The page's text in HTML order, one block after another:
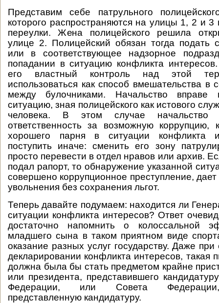
Представим себе патрульного
которого распространяются на улицы 1, 2 и
переулки. Жена полицейского решила
улице 2. Полицейский обязан тогда подать
или в соответствующее надзорное
попадании в ситуацию конфликта
его властный контроль над этой
использоваться как способ вмешательства в
между булочниками. Начальство вправе
ситуацию, зная полицейского как истового
человека. В этом случае
ответственность за возможную коррупцию,
хорошего парня в ситуации конфликта
поступить иначе: сменить его зону
просто перевести в отдел нравов или архив.
подал рапорт, то обнаружение указанной
совершено коррупционное преступление,
увольнения без сохранения льгот.
Теперь давайте подумаем: находится ли
ситуации конфликта интересов? Ответ
достаточно напомнить о колоссальной
младшего сына в таком приятном виде
оказание разных услуг государству. Даже
декларировании конфликта интересов, такая
должна была бы стать предметом крайне
или президента, представившего
Федерации, или Совета Федерации,
представленную кандидатуру.